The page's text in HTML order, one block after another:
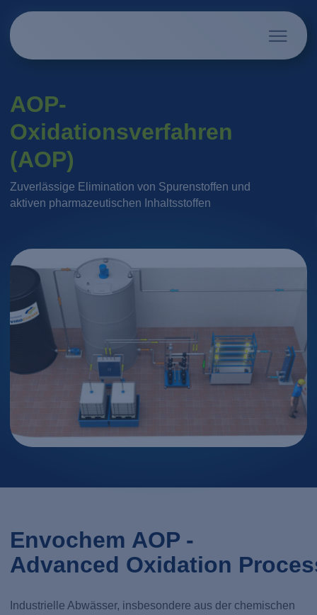
AOP-
Oxidationsverfahren
(AOP)
Zuverlässige Elimination von Spurenstoffen und
aktiven pharmazeutischen Inhaltsstoffen
Envochem AOP -
Advanced Oxidation
Industrielle Abwässer, insbesondere aus der chemischen